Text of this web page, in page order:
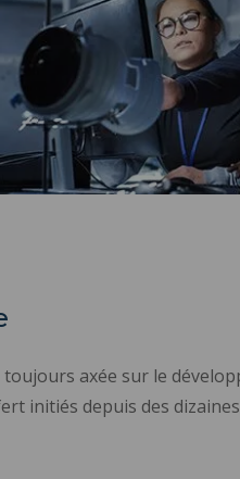
axée sur le
initiés depuis des